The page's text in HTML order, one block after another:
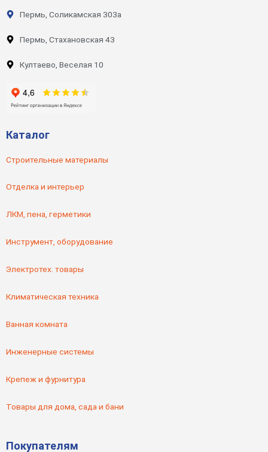
Пермь, Соликамская 303а
Пермь, Стахановская 43
Култаево, Веселая 10
Каталог
Строительные материалы
Отделка и интерьер
ЛКМ, пена, герметики
Инструмент, оборудование
Электротех. товары
Климатическая техника
Ванная комната
Инженерные системы
Крепеж и фурнитура
Товары для дома, сада и бани
Покупателям